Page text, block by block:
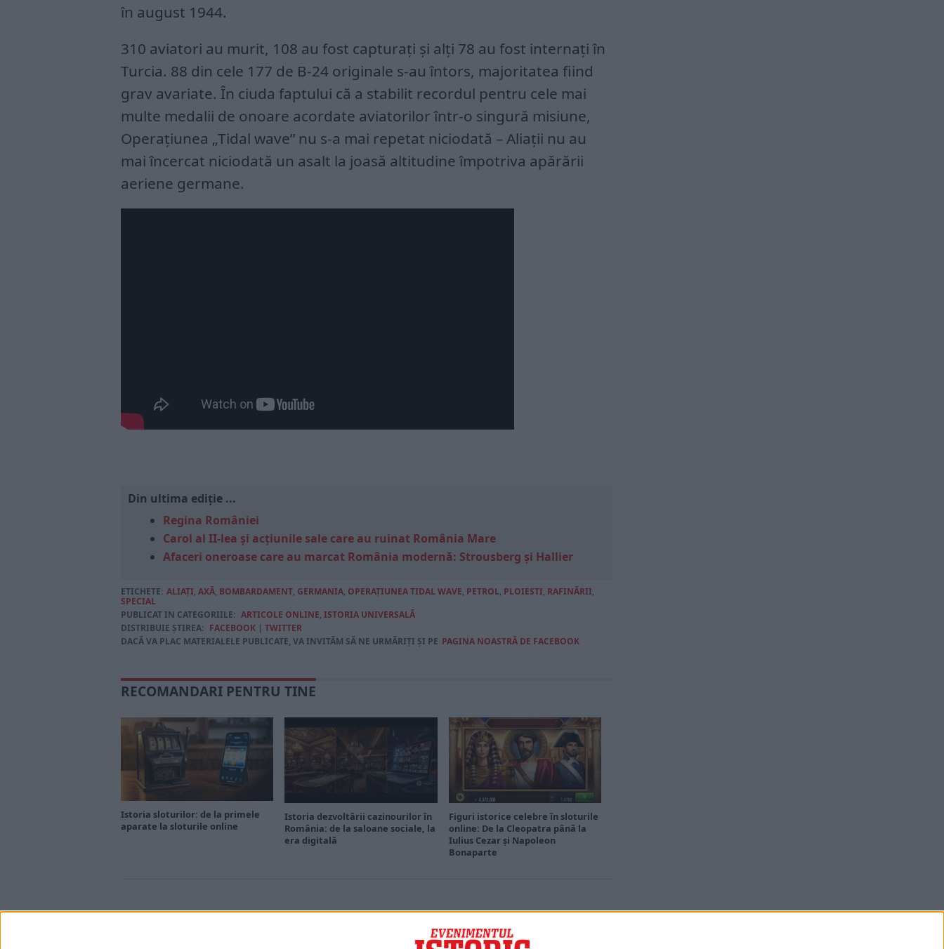
în august 1944.
310 aviatori au murit, 108 au fost capturați și alți 78 au fost internați în
Turcia. 88 din cele 177 de B-24 originale s-au întors, majoritatea fiind
grav avariate. În ciuda faptului că a stabilit recordul pentru cele mai
multe medalii de onoare acordate aviatorilor într-o singură misiune,
Operațiunea „Tidal wave” nu s-a mai repetat niciodată – Aliații nu au
mai încercat niciodată un asalt la joasă altitudine împotriva apărării
aeriene germane.
Din ultima ediție ...
Regina României
Carol al II-lea și acțiunile sale care au ruinat România Mare
Afaceri oneroase care au marcat România modernă: Strousberg și Hallier
ETICHETE: ALIAȚI, AXĂ, BOMBARDAMENT, GERMANIA, OPERAȚIUNEA TIDAL WAVE, PETROL, PLOIESTI, RAFINĂRII,
SPECIAL
PUBLICAT IN CATEGORIILE: ARTICOLE ONLINE, ISTORIA UNIVERSALĂ
DISTRIBUIE ȘTIREA: FACEBOOK | TWITTER
DACĂ VA PLAC MATERIALELE PUBLICATE, VA INVITĂM SĂ NE URMĂRIȚI ȘI PE PAGINA NOASTRĂ DE FACEBOOK
RECOMANDARI PENTRU TINE
Istoria sloturilor: de la primele
aparate la sloturile online
Istoria dezvoltării cazinourilor în
România: de la saloane sociale, la
era digitală
Figuri istorice celebre în sloturile
online: De la Cleopatra până la
Iulius Cezar și Napoleon
Bonaparte